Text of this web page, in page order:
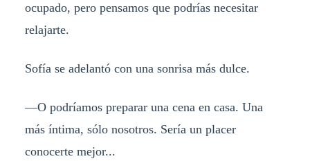
ocupado, pero pensamos que podrías necesitar
relajarte.
Sofía se adelantó con una sonrisa más dulce.
—O podríamos preparar una cena en casa. Una
más íntima, sólo nosotros. Sería un placer
conocerte mejor...